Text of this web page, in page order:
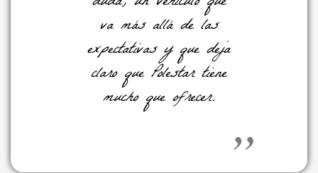
va más allá de las
expectativas y que deja
claro que Polestar tiene
mucho que ofrecer.